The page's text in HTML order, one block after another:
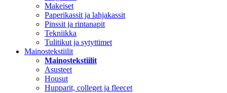
Makeiset
Paperikassit ja lahjakassit
Pinssit ja rintanapit
Tekniikka
Tulitikut ja sytyttimet
Mainostekstiilit
Mainostekstiilit
Asusteet
Housut
Hupparit, colleget ja fleecet